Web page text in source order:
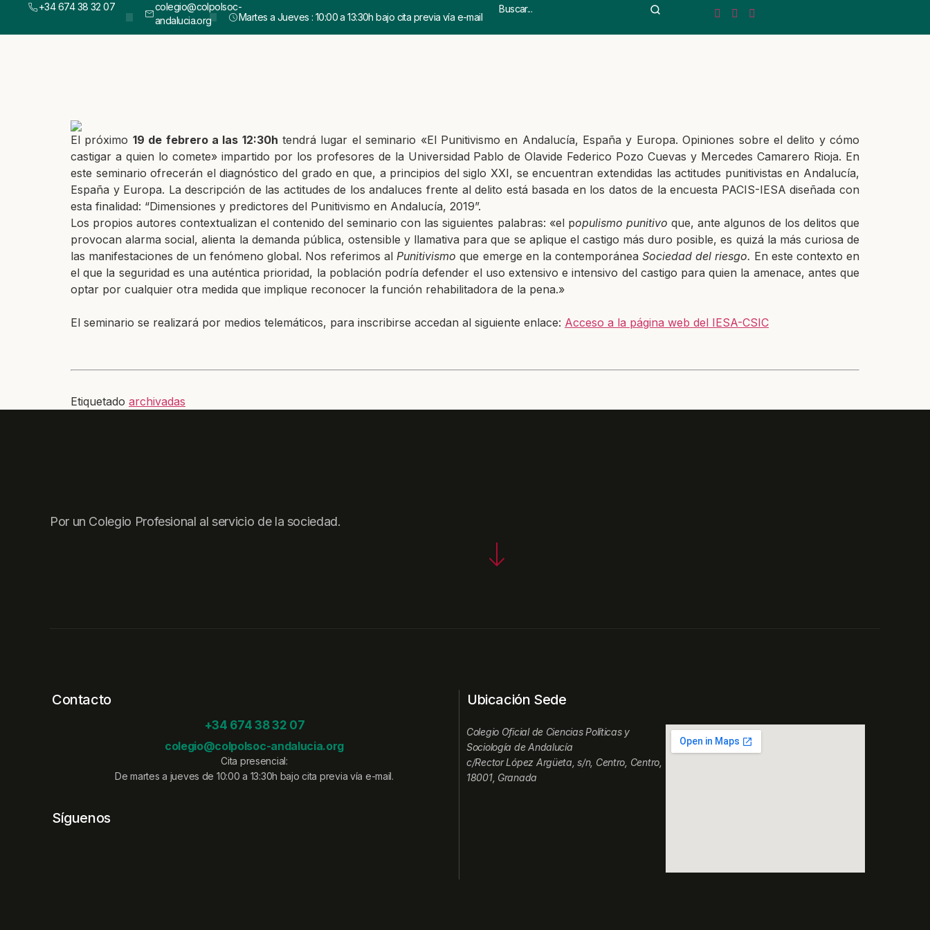
+34 674 38 32 07
colegio@colpolsoc-
andalucia.org
Martes a Jueves : 10:00 a 13:30h bajo cita previa vía e-mail
El próximo 19 de febrero a las 12:30h tendrá lugar el seminario «El Punitivismo en Andalucía, España y Europa. Opiniones sobre el delito y cómo
castigar a quien lo comete» impartido por los profesores de la Universidad Pablo de Olavide Federico Pozo Cuevas y Mercedes Camarero Rioja. En
este seminario ofrecerán el diagnóstico del grado en que, a principios del siglo XXI, se encuentran extendidas las actitudes punitivistas en Andalucía,
España y Europa. La descripción de las actitudes de los andaluces frente al delito está basada en los datos de la encuesta PACIS-IESA diseñada con
esta finalidad: “Dimensiones y predictores del Punitivismo en Andalucía, 2019”.
Los propios autores contextualizan el contenido del seminario con las siguientes palabras: «el populismo punitivo que, ante algunos de los delitos que
provocan alarma social, alienta la demanda pública, ostensible y llamativa para que se aplique el castigo más duro posible, es quizá la más curiosa de
las manifestaciones de un fenómeno global. Nos referimos alPunitivismo que emerge en la contemporánea Sociedad del riesgo. En este contexto en
el que la seguridad es una auténtica prioridad, la población podría defender el uso extensivo e intensivo del castigo para quien la amenace, antes que
optar por cualquier otra medida que implique reconocer la función rehabilitadora de la pena.»
El seminario se realizará por medios telemáticos, para inscribirse accedan al siguiente enlace: Acceso a la página web del IESA-CSIC
Etiquetado archivadas
Por un Colegio Profesional al servicio de la sociedad.
Contacto
+34 674 38 32 07
colegio@colpolsoc-andalucia.org
Cita presencial:
De martes a jueves de 10:00 a 13:30h bajo cita previa vía e-mail.
Síguenos
Ubicación Sede
Colegio Oficial de Ciencias Políticas y
Sociología de Andalucía
c/Rector López Argüeta, s/n, Centro, Centro,
18001, Granada